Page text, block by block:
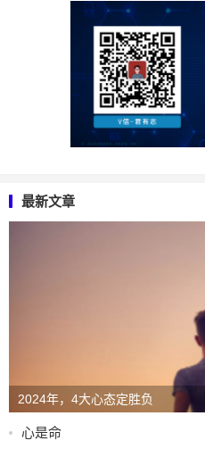
最新文章
2024年，4大心态定胜负
心是命